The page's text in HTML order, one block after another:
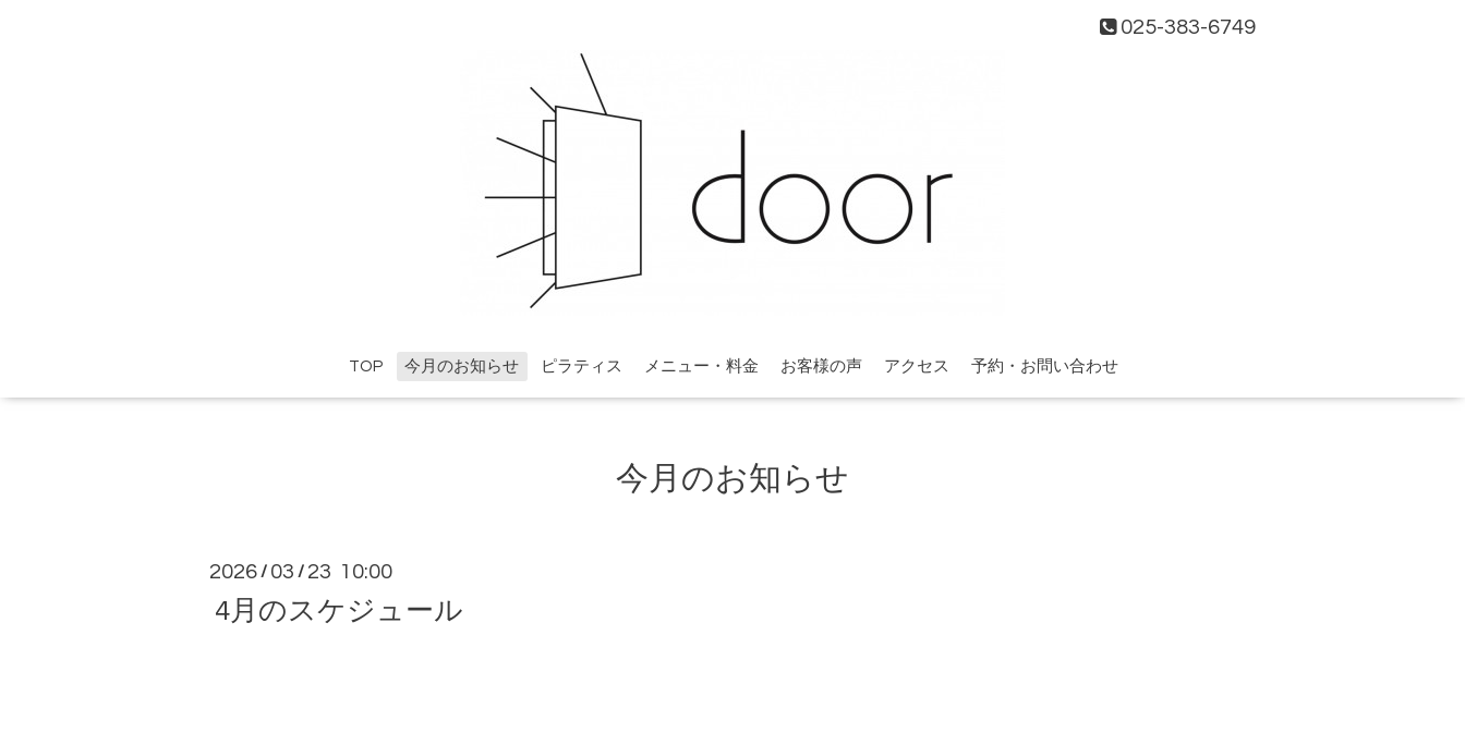
025-383-6749
TOP 今月のお知らせ ピラティス メニュー・料金 お客様の声 アクセス 予約・お問い合わせ
今月のお知らせ
2026 / 03 / 23 10:00
4月のスケジュール